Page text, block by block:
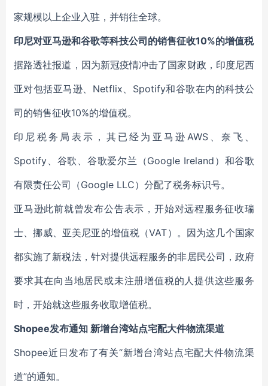
家规模以上企业入驻，并销往全球。
印尼对亚马逊和谷歌等科技公司的销售征收10%的增值税
据路透社报道，因为新冠疫情冲击了国家财政，印度尼西
亚对包括亚马逊、Netflix、Spotify和谷歌在内的科技公
司的销售征收10%的增值税。
印尼税务局表示，其已经为亚马逊AWS、奈飞、
Spotify、谷歌、谷歌爱尔兰（Google Ireland）和谷歌
有限责任公司（Google LLC）分配了税务标识号。
亚马逊此前就曾发布公告表示，开始对远程服务征收瑞
士、挪威、亚美尼亚的增值税（VAT）。因为这几个国家
都实施了新税法，针对提供远程服务的非居民公司，政府
要求其在向当地居民或未注册增值税的人提供这些服务
时，开始就这些服务收取增值税。
Shopee发布通知 新增台湾站点宅配大件物流渠道
Shopee近日发布了有关“新增台湾站点宅配大件物流渠
道”的通知。